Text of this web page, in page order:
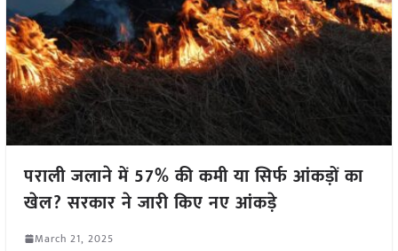
पराली जलाने में 57% की कमी या सिर्फ आंकड़ों का
खेल? सरकार ने जारी किए नए आंकड़े
March 21, 2025